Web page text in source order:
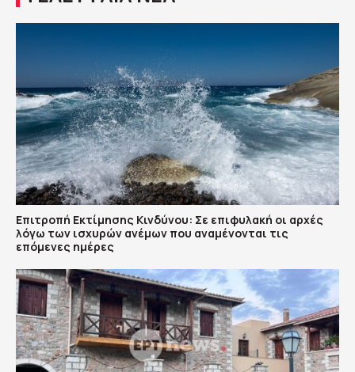
Επιτροπή Εκτίμησης Κινδύνου: Σε επιφυλακή οι αρχές
λόγω των ισχυρών ανέμων που αναμένονται τις
επόμενες ημέρες